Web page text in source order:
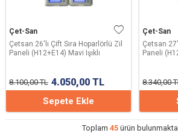
Çet-San
Çetsan 26'lı Çift Sıra Hoparlörlü Zil
Paneli (H12+E14) Mavi Işıklı
8.100,00TL 4.050,00 TL
Sepete Ekle
Çet-San
Çetsan
Paneli
8.340,00
Toplam 45 ürün